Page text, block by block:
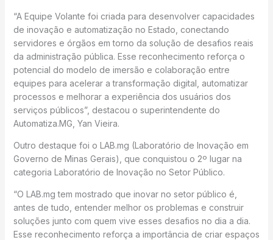
“A Equipe Volante foi criada para desenvolver capacidades
de inovação e automatização no Estado, conectando
servidores e órgãos em torno da solução de desafios reais
da administração pública. Esse reconhecimento reforça o
potencial do modelo de imersão e colaboração entre
equipes para acelerar a transformação digital, automatizar
processos e melhorar a experiência dos usuários dos
serviços públicos”, destacou o superintendente do
Automatiza.MG, Yan Vieira.
Outro destaque foi o LAB.mg (Laboratório de Inovação em
Governo de Minas Gerais), que conquistou o 2º lugar na
categoria Laboratório de Inovação no Setor Público.
“O LAB.mg tem mostrado que inovar no setor público é,
antes de tudo, entender melhor os problemas e construir
soluções junto com quem vive esses desafios no dia a dia.
Esse reconhecimento reforça a importância de criar espaços